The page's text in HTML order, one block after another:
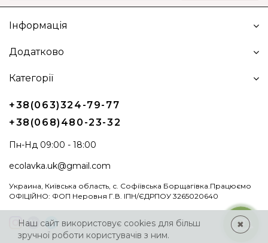
Інформація
Додатково
Категорії
+38(063)324-79-77
+38(068)480-23-32
Пн-Нд 09:00 - 18:00
ecolavka.uk@gmail.com
Украина, Київська область, с. Софіївська Борщагівка.Працюємо
ОФІЦІЙНО: ФОП Неровня Г.В. ІПН/ЄДРПОУ 3265020640
Наш сайт використовує cookies для більш
зручної роботи користувачів з ним.
✖